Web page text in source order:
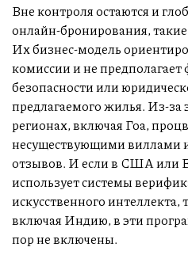
Вне контроля остаются и
онлайн-бронирования,
Их бизнес-модель
комиссии и не
безопасности или
предлагаемого жилья. Из-за
регионах, включая Гоа,
несуществующими виллами
отзывов. И если в США или
использует системы
искусственного интеллекта,
включая Индию, в эти
пор не включены.